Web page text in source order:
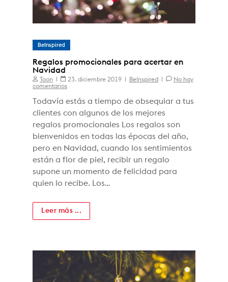
BeInspired
Regalos promocionales para acertar en
Navidad
Toon 23. diciembre 2019 BeInspired
No hay
comentarios
Todavía estás a tiempo de obsequiar a tus
clientes con algunos de los mejores
regalos promocionales Los regalos son
bienvenidos en todas las épocas del año,
pero en Navidad, cuando los sentimientos
están a flor de piel, recibir un regalo
supone un momento de felicidad para
quien lo recibe. Los…
Leer más ...